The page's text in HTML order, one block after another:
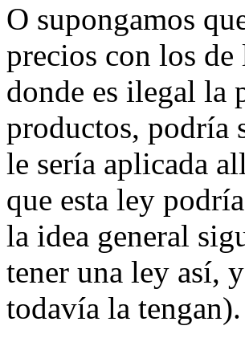
O supongamos
precios con los
donde es ilegal la
productos, podría
le sería aplicada
que esta ley
la idea general
tener una ley así,
todavía la tengan).